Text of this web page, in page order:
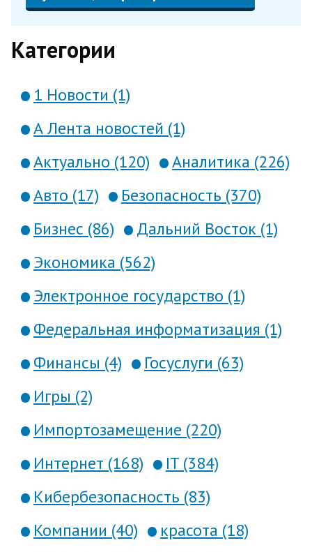
Категории
1 Новости (1)
А Лента новостей (1)
Актуально (120)
Аналитика (226)
Авто (17)
Безопасность (370)
Бизнес (86)
Дальний Восток (1)
Экономика (562)
Электронное государство (1)
Федеральная информатизация (1)
Финансы (4)
Госуслуги (63)
Игры (2)
Импортозамещение (220)
Интернет (168)
IT (384)
Кибербезопасность (83)
Компании (40)
красота (18)